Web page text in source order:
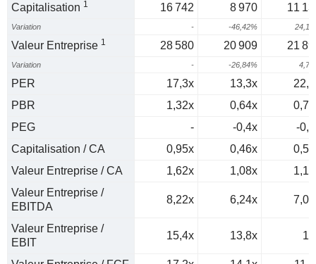
Capitalisation 1 16 742 8 970 11
Variation - -46,42%
Valeur Entreprise 1 28 580 20 909 21
Variation - -26,84%
PER 17,3x 13,3x
PBR
1,32x 0,64x
PEG
- -0,4x
-
Capitalisation / CA
0,95x 0,46x
Valeur Entreprise / CA
1,62x 1,08x
Valeur Entreprise /
EBITDA
8,22x 6,24x
Valeur Entreprise /
EBIT
15,4x 13,8x